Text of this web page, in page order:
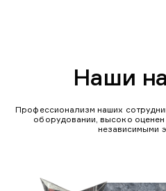
Наши
Профессионализм наших
оборудовании, высоко
независимыми